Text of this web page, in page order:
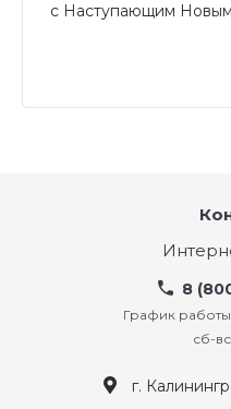
с Наступающим
8
График
сб-
г.